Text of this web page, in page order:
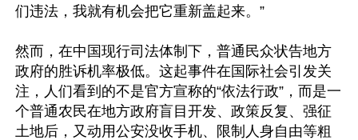
们违法，我就有机会把它重新盖起来。”
然而，在中国现行司法体制下，普通民众状告地方
政府的胜诉机率极低。这起事件在国际社会引发关
注，人们看到的不是官方宣称的“依法行政”，而是一
个普通农民在地方政府盲目开发、政策反复、强征
土地后，又动用公安没收手机、限制人身自由等粗